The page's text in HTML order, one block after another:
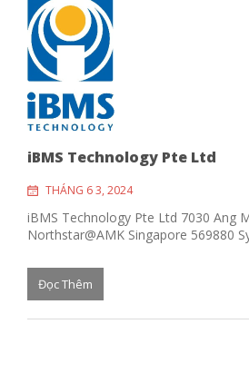
iBMS Technology Pte Ltd
THÁNG 6 3, 2024
iBMS Technology Pte Ltd 7030 Ang
Northstar@AMK Singapore 569880
Đọc Thêm